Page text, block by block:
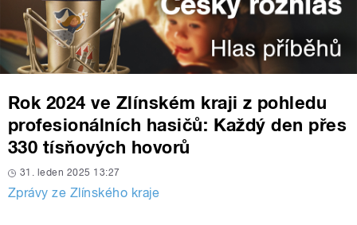
Rok 2024 ve Zlínském kraji z pohledu
profesionálních hasičů: Každý den přes
330 tísňových hovorů
31. leden 2025 13:27
Zprávy ze Zlínského kraje